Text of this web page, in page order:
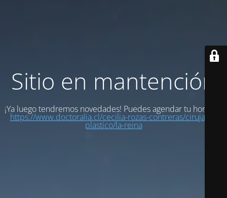
Sitio en mantención
¡Ya luego tendremos novedades! Puedes agendar tu hora en:
https://www.doctoralia.cl/cecilia-rozas-contreras/cirujano-
plastico/la-reina